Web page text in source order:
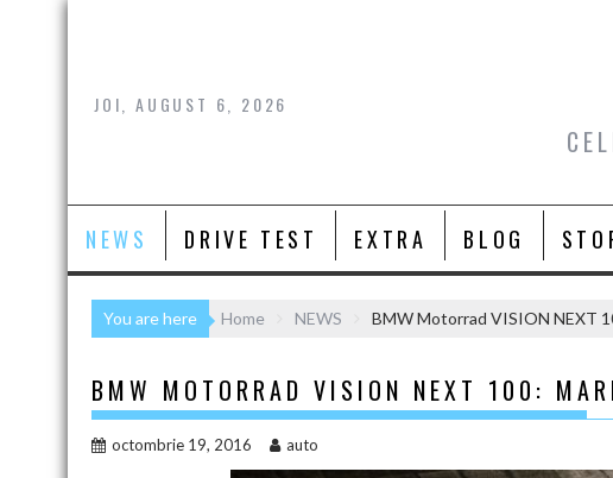
Skip
JOI, AUGUST 6, 2026
NEWS DRIVE TEST EXTRA BLOG
You are here Home NEWS BMW Motorrad VISION NEXT
BMW MOTORRAD VISION NEXT 100:
octombrie 19, 2016 auto